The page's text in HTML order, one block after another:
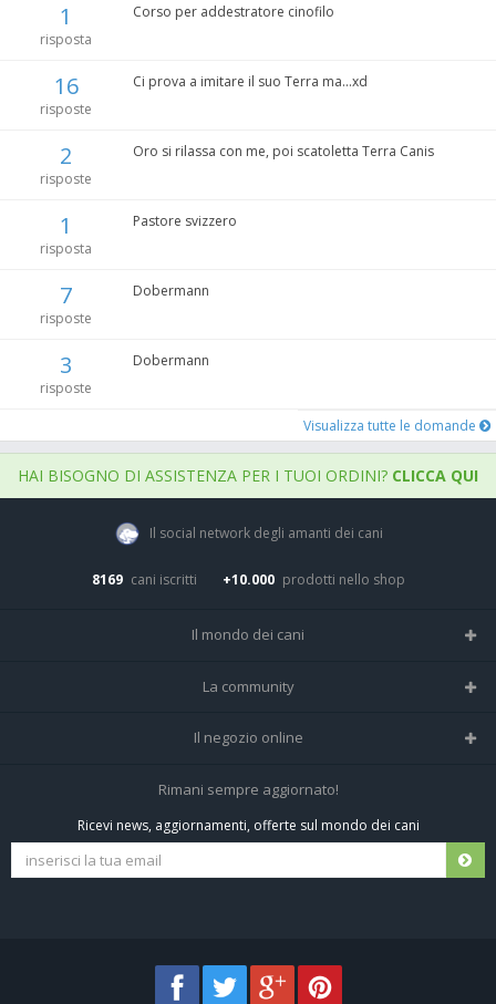
1
risposta
Corso per addestratore cinofilo
16
risposte
Ci prova a imitare il suo Terra ma...xd
2
risposte
Oro si rilassa con me, poi scatoletta Terra Canis
1
risposta
Pastore svizzero
7
risposte
Dobermann
3
risposte
Dobermann
Visualizza tutte le domande
HAI BISOGNO DI ASSISTENZA PER I TUOI ORDINI? CLICCA QUI
Il social network degli amanti dei cani
8169 cani iscritti +10.000 prodotti nello shop
Il mondo dei cani
Tutte le razze
La community
Home
Tutti i cani iscritti
Il negozio online
Negozio per cani
Spedizioni e resi
Rimani sempre aggiornato!
Ricevi news, aggiornamenti, offerte sul mondo dei cani